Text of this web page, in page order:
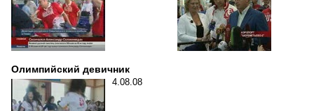
Олимпийский девичник
4.08.08